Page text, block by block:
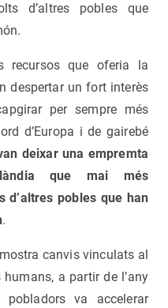
d’altres pobles que
recursos que oferia la
despertar un fort interès
per sempre més
d’Europa i de gairebé
deixar una empremta
que mai més
d’altres pobles que han
.
canvis vinculats al
a partir de l’any
va accelerar